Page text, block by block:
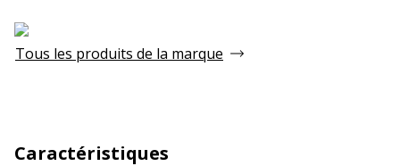
Tous les produits de la marque
Caractéristiques